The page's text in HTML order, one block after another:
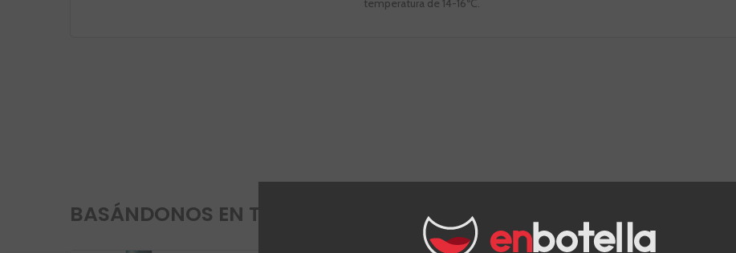
temperatura de 14-16ºC.
BASÁNDONOS EN TU CESTA, OTROS CLIENTES COMPRARON: